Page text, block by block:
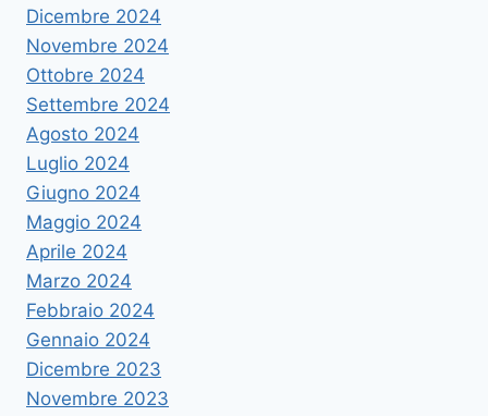
Dicembre 2024
Novembre 2024
Ottobre 2024
Settembre 2024
Agosto 2024
Luglio 2024
Giugno 2024
Maggio 2024
Aprile 2024
Marzo 2024
Febbraio 2024
Gennaio 2024
Dicembre 2023
Novembre 2023